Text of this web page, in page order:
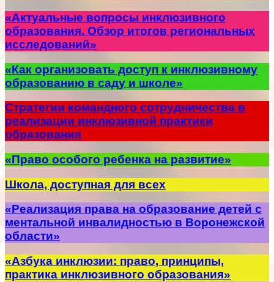
«Актуальные вопросы инклюзивного
образования. Обзор итогов региональных
исследований»
«Как организовать доступ к инклюзивному
образованию в саду и школе»
Стратегии командного сотрудничества в
реализации инклюзивной практики
образования
«Право особого ребенка на развитие»
Школа, доступная для всех
«Реализация права на образование детей с
ментальной инвалидностью в Воронежской
области»
«Азбука инклюзии: право, принципы,
практика инклюзивного образования»